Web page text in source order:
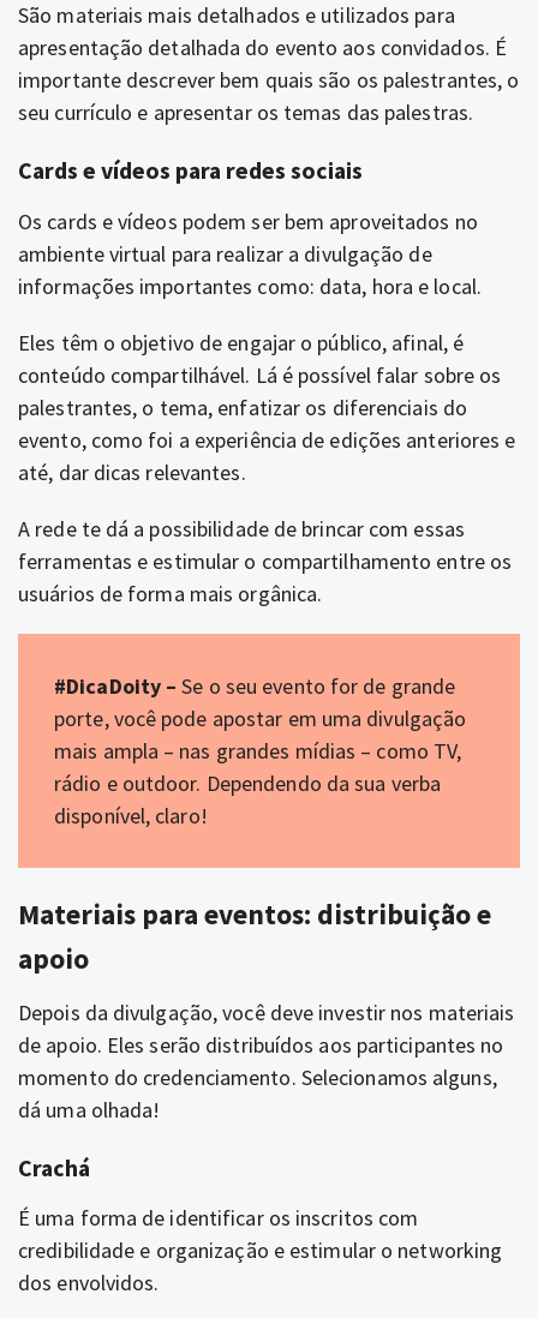
São materiais mais detalhados e utilizados para
apresentação detalhada do evento aos convidados. É
importante descrever bem quais são os palestrantes, o
seu currículo e apresentar os temas das palestras.
Cards e vídeos para redes sociais
Os cards e vídeos podem ser bem aproveitados no
ambiente virtual para realizar a divulgação de
informações importantes como: data, hora e local.
Eles têm o objetivo de engajar o público, afinal, é
conteúdo compartilhável. Lá é possível falar sobre os
palestrantes, o tema, enfatizar os diferenciais do
evento, como foi a experiência de edições anteriores e
até, dar dicas relevantes.
A rede te dá a possibilidade de brincar com essas
ferramentas e estimular o compartilhamento entre os
usuários de forma mais orgânica.
#DicaDoity – Se o seu evento for de grande
porte, você pode apostar em uma divulgação
mais ampla – nas grandes mídias – como TV,
rádio e outdoor. Dependendo da sua verba
disponível, claro!
Materiais para eventos: distribuição e
apoio
Depois da divulgação, você deve investir nos materiais
de apoio. Eles serão distribuídos aos participantes no
momento do credenciamento. Selecionamos alguns,
dá uma olhada!
Crachá
É uma forma de identificar os inscritos com
credibilidade e organização e estimular o networking
dos envolvidos.